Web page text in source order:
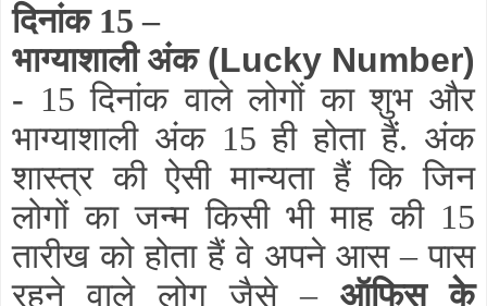
दिनांक 15 –
भाग्याशाली अंक (Lucky Number)
- 15 दिनांक वाले लोगों का शुभ और
भाग्याशाली अंक 15 ही होता हैं. अंक
शास्त्र की ऐसी मान्यता हैं कि जिन
लोगों का जन्म किसी भी माह की 15
तारीख को होता हैं वे अपने आस – पास
रहने वाले लोग जैसे – ऑफिस के